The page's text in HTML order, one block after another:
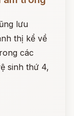
lưu
thị kể về
các
sinh thứ 4,